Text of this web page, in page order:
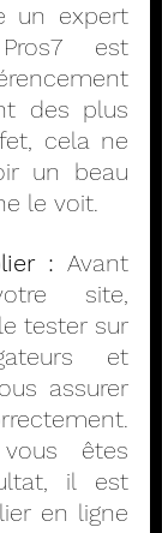
un expert
est
des plus
cela ne
un beau
le voit.
: Avant
site,
tester sur
et
assurer
êtes
il est
en ligne